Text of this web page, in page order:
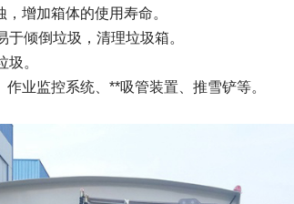
增加箱体的使用寿命。
倾倒垃圾，清理垃圾箱。
。
业监控系统、**吸管装置、推雪铲等。